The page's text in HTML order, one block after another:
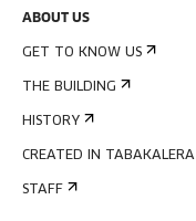
ABOUT US
GET TO KNOW US
THE BUILDING
HISTORY
CREATED IN TABAKALERA
STAFF